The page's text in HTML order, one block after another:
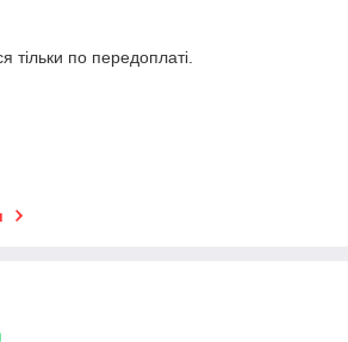
тільки по передоплаті.